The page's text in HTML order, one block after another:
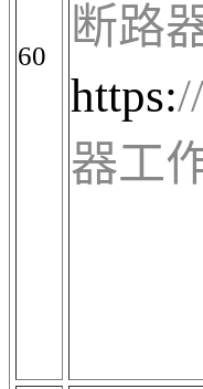
60
断路
https:
器工